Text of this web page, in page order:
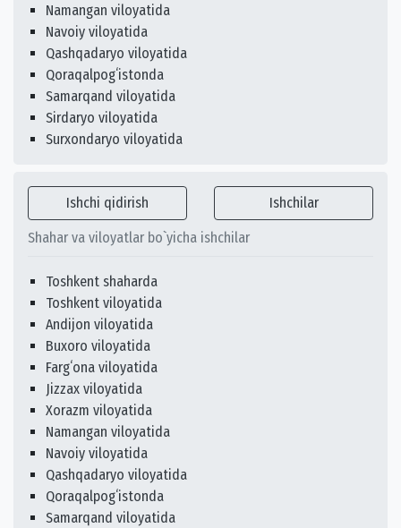
Namangan viloyatida
Navoiy viloyatida
Qashqadaryo viloyatida
Qoraqalpogʻistonda
Samarqand viloyatida
Sirdaryo viloyatida
Surxondaryo viloyatida
Ishchi qidirish Ishchilar
Shahar va viloyatlar bo`yicha ishchilar
Toshkent shaharda
Toshkent viloyatida
Andijon viloyatida
Buxoro viloyatida
Fargʻona viloyatida
Jizzax viloyatida
Xorazm viloyatida
Namangan viloyatida
Navoiy viloyatida
Qashqadaryo viloyatida
Qoraqalpogʻistonda
Samarqand viloyatida